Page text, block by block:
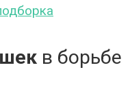
в борьбе